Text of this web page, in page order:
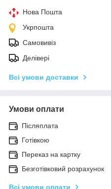
Нова Пошта
Укрпошта
Самовивіз
Делівері
Всі умови доставки
Умови оплати
Післяплата
Готівкою
Переказ на картку
Безготівковий розрахунок
Всі умови оплати